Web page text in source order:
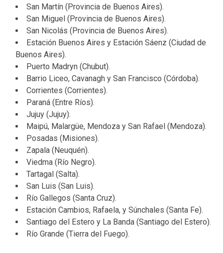
San Martín (Provincia de Buenos Aires).
San Miguel (Provincia de Buenos Aires).
San Nicolás (Provincia de Buenos Aires).
Estación Buenos Aires y Estación Sáenz (Ciudad de
Buenos Aires).
Puerto Madryn (Chubut).
Barrio Liceo, Cavanagh y San Francisco (Córdoba).
Corrientes (Corrientes).
Paraná (Entre Ríos).
Jujuy (Jujuy).
Maipú, Malargüe, Mendoza y San Rafael (Mendoza).
Posadas (Misiones).
Zapala (Neuquén).
Viedma (Río Negro).
Tartagal (Salta).
San Luis (San Luis).
Río Gallegos (Santa Cruz).
Estación Cambios, Rafaela, y Súnchales (Santa Fe).
Santiago del Estero y La Banda (Santiago del Estero).
Río Grande (Tierra del Fuego).